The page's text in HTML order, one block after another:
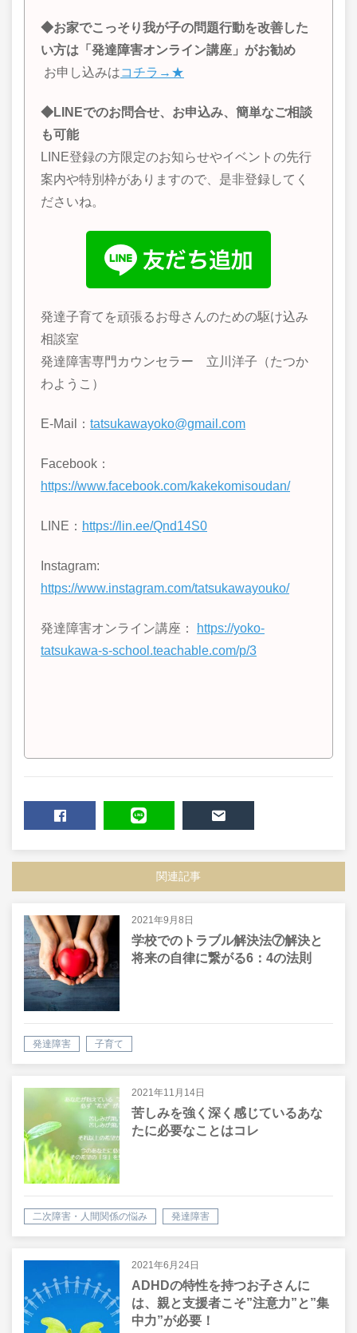
◆お家でこっそり我が子の問題行動を改善した
い方は「発達障害オンライン講座」がお勧め
お申し込みはコチラ→★
◆LINEでのお問合せ、お申込み、簡単なご相談
も可能
LINE登録の方限定のお知らせやイベントの先行
案内や特別枠がありますので、是非登録してく
ださいね。
発達子育てを頑張るお母さんのための駆け込み
相談室
発達障害専門カウンセラー 立川洋子（たつか
わようこ）
E-Mail： tatsukawayoko@gmail.com
Facebook：
https://www.facebook.com/kakekomisoudan/
LINE ： https://lin.ee/Qnd14S0
Instagram:
https://www.instagram.com/tatsukawayouko/
発達障害オンライン講座：
https://yoko-
tatsukawa-s-school.teachable.com/p/3
関連記事
2021年9月8日
学校でのトラブル解決法⑦解決と
将来の自律に繋がる6：4の法則
発達障害 子育て
2021年11月14日
苦しみを強く深く感じているあな
たに必要なことはコレ
二次障害・人間関係の悩み 発達障害
2021年6月24日
ADHDの特性を持つお子さんに
は、親と支援者こそ”注意力”と”集
中力”が必要！